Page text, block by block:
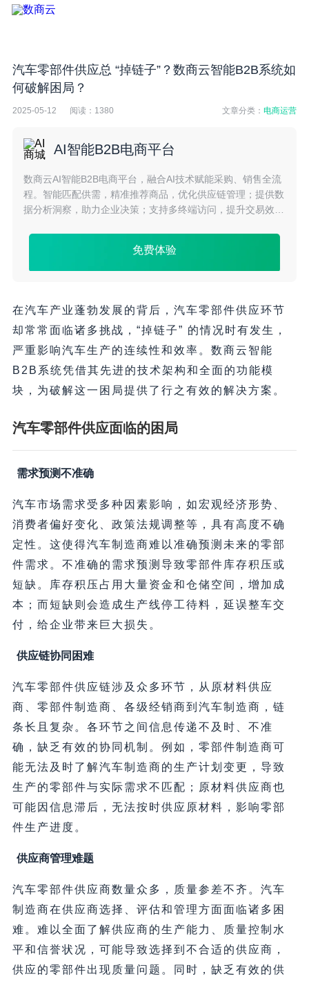
汽车零部件供应总 “掉链子”？数商云智能B2B系统如
何破解困局？
2025-05-12 阅读： 1380 文章分类：电商运营
AI智能B2B电商平台
数商云AI智能B2B电商平台，融合AI技术赋能采购、销售全流
程。智能匹配供需，精准推荐商品，优化供应链管理；提供数
据分析洞察，助力企业决策；支持多终端访问，提升交易效
免费体验
在汽车产业蓬勃发展的背后，汽车零部件供应环节
却常常面临诸多挑战，“掉链子” 的情况时有发生，
严重影响汽车生产的连续性和效率。数商云智能
B2B系统凭借其先进的技术架构和全面的功能模
块，为破解这一困局提供了行之有效的解决方案。
汽车零部件供应面临的困局
需求预测不准确
汽车市场需求受多种因素影响，如宏观经济形势、
消费者偏好变化、政策法规调整等，具有高度不确
定性。这使得汽车制造商难以准确预测未来的零部
件需求。不准确的需求预测导致零部件库存积压或
短缺。库存积压占用大量资金和仓储空间，增加成
本；而短缺则会造成生产线停工待料，延误整车交
付，给企业带来巨大损失。
供应链协同困难
汽车零部件供应链涉及众多环节，从原材料供应
商、零部件制造商、各级经销商到汽车制造商，链
条长且复杂。各环节之间信息传递不及时、不准
确，缺乏有效的协同机制。例如，零部件制造商可
能无法及时了解汽车制造商的生产计划变更，导致
生产的零部件与实际需求不匹配；原材料供应商也
可能因信息滞后，无法按时供应原材料，影响零部
件生产进度。
供应商管理难题
汽车零部件供应商数量众多，质量参差不齐。汽车
制造商在供应商选择、评估和管理方面面临诸多困
难。难以全面了解供应商的生产能力、质量控制水
平和信誉状况，可能导致选择到不合适的供应商，
供应的零部件出现质量问题。同时，缺乏有效的供